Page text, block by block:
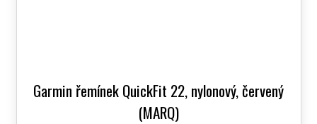
Garmin řemínek QuickFit 22, nylonový, červený
(MARQ)